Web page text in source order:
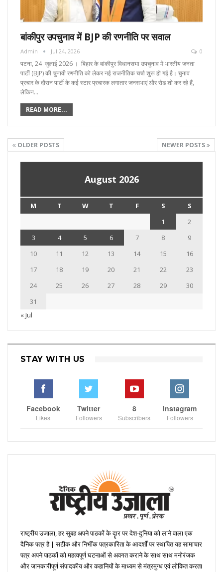
बांकीपुर उपचुनाव में BJP की रणनीति पर सवाल
Admin Jul 24, 2026 0
पटना, 24 जुलाई 2026 । बिहार के बांकीपुर विधानसभा उपचुनाव में भारतीय जनता
पार्टी (BJP) की चुनावी रणनीति को लेकर नई राजनीतिक चर्चा शुरू हो गई है। चुनाव
प्रचार के दौरान पार्टी के कई स्टार प्रचारक लगातार जनसभाएं और रोड शो कर रहे हैं,
लेकिन…
READ MORE...
OLDER POSTS NEWER POSTS
August 2026
M T W T F S
S
1
2
3
4 5 6 7 8
9
10
11 12 13 14 15
16
17
18 19 20 21 22
23
24
25 26 27 28 29
30
31
« Jul
STAY WITH US
Facebook
Likes
Twitter
Followers
8
Subscribers
Instagram
Followers
राष्ट्रीय उजाला, हर सुबह अपने पाठकों के दॄार पर देश-दुनिया को लाने वाला एक
दैनिक पत्र है | सटीक और निभींक पत्रकारिता के आदर्शों पर स्थापित यह सामाचार
पत्र अपने पाठकों को महत्वपूर्ण घटनाओं से अवगत कराने के साथ साथ मनोरंजक
और जानकारीपूर्ण संपादकीय और कहानियों के माध्यम से मंत्रमुग्ध एवं लोकित करता